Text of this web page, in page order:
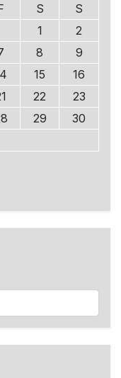
S
S
1
2
8
9
15
16
22
23
29
30